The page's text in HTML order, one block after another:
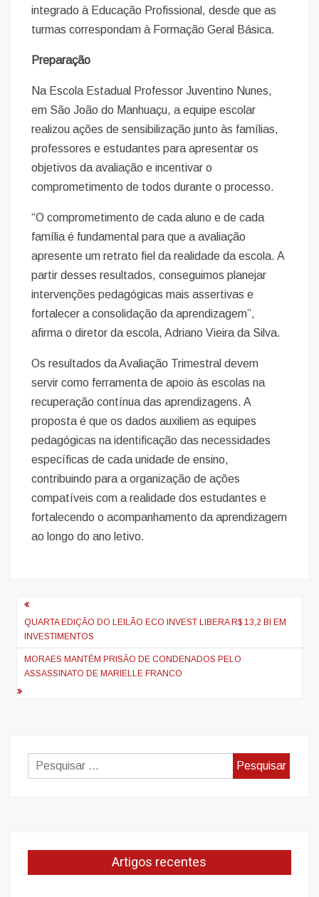
integrado à Educação Profissional, desde que as
turmas correspondam à Formação Geral Básica.
Preparação
Na Escola Estadual Professor Juventino Nunes,
em São João do Manhuaçu, a equipe escolar
realizou ações de sensibilização junto às famílias,
professores e estudantes para apresentar os
objetivos da avaliação e incentivar o
comprometimento de todos durante o processo.
“O comprometimento de cada aluno e de cada
família é fundamental para que a avaliação
apresente um retrato fiel da realidade da escola. A
partir desses resultados, conseguimos planejar
intervenções pedagógicas mais assertivas e
fortalecer a consolidação da aprendizagem”,
afirma o diretor da escola, Adriano Vieira da Silva.
Os resultados da Avaliação Trimestral devem
servir como ferramenta de apoio às escolas na
recuperação contínua das aprendizagens. A
proposta é que os dados auxiliem as equipes
pedagógicas na identificação das necessidades
específicas de cada unidade de ensino,
contribuindo para a organização de ações
compatíveis com a realidade dos estudantes e
fortalecendo o acompanhamento da aprendizagem
ao longo do ano letivo.
Navegação
de
artigos
QUARTA EDIÇÃO DO LEILÃO ECO INVEST LIBERA R$ 13,2 BI EM
INVESTIMENTOS
MORAES MANTÉM PRISÃO DE CONDENADOS PELO
ASSASSINATO DE MARIELLE FRANCO
Pesquisar
por:
Artigos recentes